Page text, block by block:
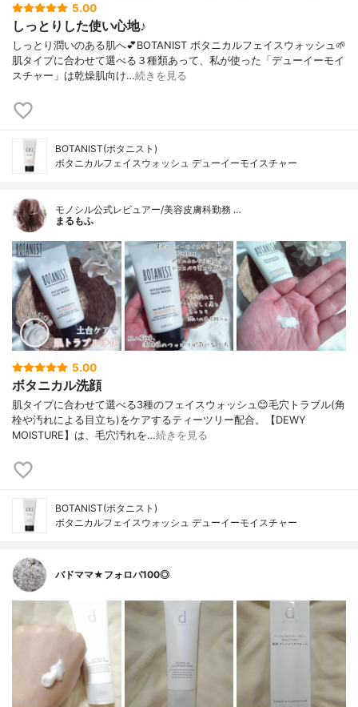
5.00
しっとりした使い心地♪
しっとり潤いのある肌へ💕BOTANIST ボタニカルフェイスウォッシュ🌱
肌タイプに合わせて選べる３種類あって、私が使った「デューイーモイ
スチャー」は乾燥肌向け…続きを見る
BOTANIST(ボタニスト)
ボタニカルフェイスウォッシュ デューイーモイスチャー
モノシル公式レビュアー/美容皮膚科勤務 …
まるもふ
5.00
ボタニカル洗顔
肌タイプに合わせて選べる3種のフェイスウォッシュ😊毛穴トラブル(角
栓や汚れによる目立ち)をケアするティーツリー配合。【DEWY
MOISTURE】は、毛穴汚れを…続きを見る
BOTANIST(ボタニスト)
ボタニカルフェイスウォッシュ デューイーモイスチャー
バドママ★フォロバ100◎